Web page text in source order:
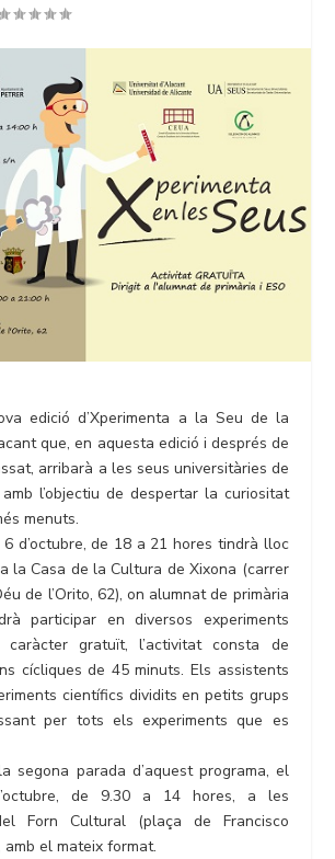
edició d’Xperimenta a la Seu de la
que, en aquesta edició i després de
arribarà a les seus universitàries de
l’objectiu de despertar la curiositat
menuts.
d’octubre, de 18 a 21 hores tindrà lloc
la Casa de la Cultura de Xixona (carrer
de l’Orito, 62), on alumnat de primària
participar en diversos experiments
caràcter gratuït, l’activitat consta de
cícliques de 45 minuts. Els assistents
científics dividits en petits grups
per tots els experiments que es
segona parada d’aquest programa, el
de 9.30 a 14 hores, a les
Forn Cultural (plaça de Francisco
amb el mateix format.